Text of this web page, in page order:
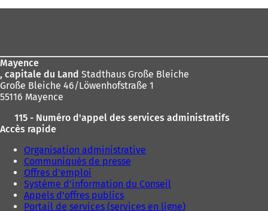
Mayence
, capitale du Land Stadthaus Große Bleiche
Große Bleiche 46/Löwenhofstraße 1
55116 Mayence
115 - Numéro d'appel des services administratifs
Accès rapide
Organisation administrative
Communiqués de presse
Offres d'emploi
Système d'information du Conseil
Appels d'offres publics
Portail de services (services en ligne)